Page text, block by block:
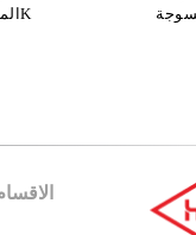
TPU المغلفة حك ألياف الكربون 3K
نسيج